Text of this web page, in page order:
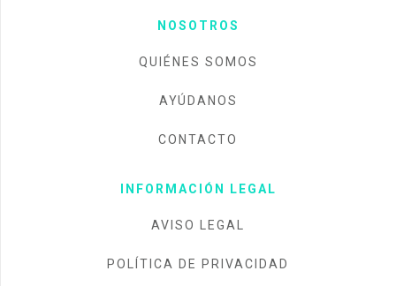
NOSOTROS
QUIÉNES SOMOS
AYÚDANOS
CONTACTO
INFORMACIÓN LEGAL
AVISO LEGAL
POLÍTICA DE PRIVACIDAD